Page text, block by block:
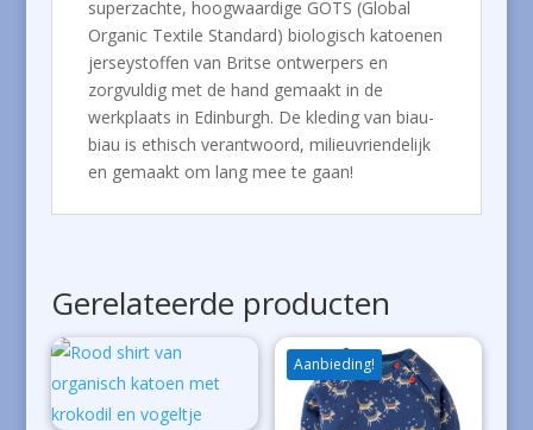
superzachte, hoogwaardige GOTS (Global
Organic Textile Standard) biologisch katoenen
jerseystoffen van Britse ontwerpers en
zorgvuldig met de hand gemaakt in de
werkplaats in Edinburgh. De kleding van biau-
biau is ethisch verantwoord, milieuvriendelijk
en gemaakt om lang mee te gaan!
Gerelateerde producten
Aanbieding!